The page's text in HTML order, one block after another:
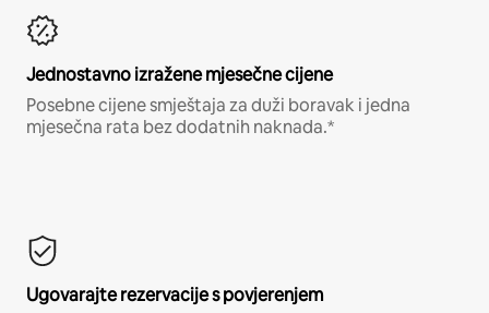
Jednostavno izražene mjesečne cijene
Posebne cijene smještaja za duži boravak i jedna
mjesečna rata bez dodatnih naknada.*
Ugovarajte rezervacije s povjerenjem